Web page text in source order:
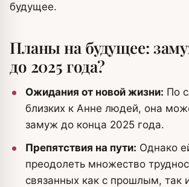
будущее.
Планы на будущее:
до 2025 года?
Ожидания от новой жизни: По
близких к Анне людей, она
замуж до конца 2025 года.
Препятствия на пути: Однако
преодолеть множество
связанных как с прошлым, так